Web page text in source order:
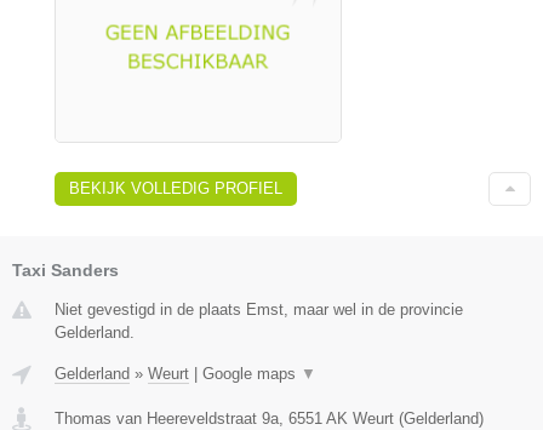
BEKIJK VOLLEDIG PROFIEL
Taxi Sanders
Niet gevestigd in de plaats Emst, maar wel in de provincie
Gelderland.
Gelderland » Weurt | Google maps ▼
Thomas van Heereveldstraat 9a 6551 AK Weurt (Gelderland)